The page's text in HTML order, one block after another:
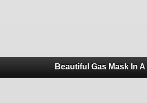
Beautiful Gas Mask In